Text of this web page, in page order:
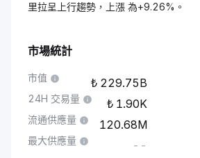
里拉呈上行趨勢，上漲 為+9.26%。
市場統計
市值 229.75B
24H 交易量 1.90K
流通供應量 120.68M
最大供應量 --